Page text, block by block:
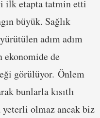
ilk etapta tatmin etti
büyük. Sağlık
adım adım
ekonomide de
görülüyor. Önlem
bunlarla kısıtlı
yeterli olmaz ancak biz